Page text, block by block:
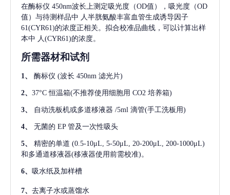
在酶标仪 450nm波长上测定吸光度（OD值），吸光度（OD
值）与待测样品中 人半胱氨酸丰富血管生成诱导因子
61(CYR61)的浓度正相关。拟合校准品曲线，可以计算出样
本中 人(CYR61)的浓度。
所需器材和试剂
1、 酶标仪 (波长 450nm 滤光片)
2、 37°C 恒温箱(不推荐使用细胞用 CO2 培养箱)
3、 自动洗板机或多道移液器 /5ml 滴管(手工洗板用)
4、 无菌的 EP 管及一次性吸头
5、 精密的单道 (0.5-10μL, 5-50μL, 20-200μL, 200-1000μL)
和多通道移液器(移液器使用前需校准)。
6、 吸水纸及加样槽
7、 去离子水或蒸馏水